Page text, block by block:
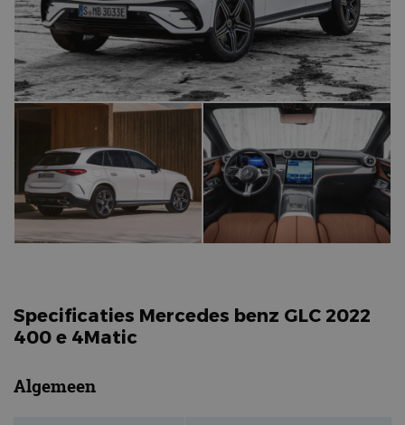
Specificaties Mercedes benz GLC 2022
400 e 4Matic
Algemeen